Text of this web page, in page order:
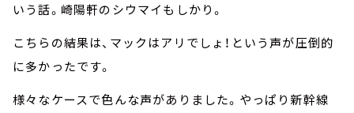
いう話。崎陽軒のシウマイもしかり。
こちらの結果は、マックはアリでしょ！という声が圧倒的
に多かったです。
様々なケースで色んな声がありました。やっぱり新幹線